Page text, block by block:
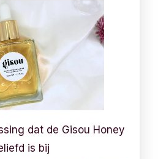
dat de Gisou Honey
is bij